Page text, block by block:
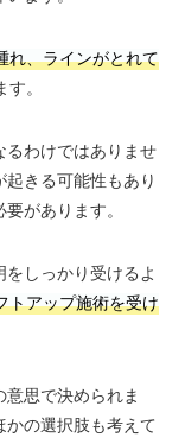
れ、ラインがとれて
。
るわけではありませ
きる可能性もあり
があります。
しっかり受けるよ
トアップ施術を受け
思で決められま
の選択肢も考えて